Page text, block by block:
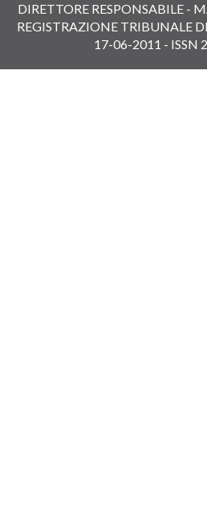
DIRETTORE RESPONSABILE -
REGISTRAZIONE TRIBUNALE
17-06-2011 - ISSN